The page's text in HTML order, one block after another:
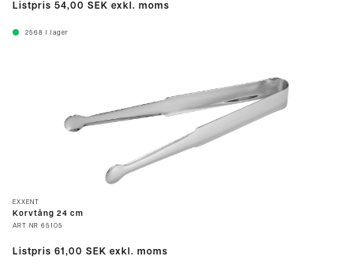
Listpris 54,00 SEK exkl. moms
2568 I lager
EXXENT
Korvtång 24 cm
ART.NR 65105
Listpris 61,00 SEK exkl. moms